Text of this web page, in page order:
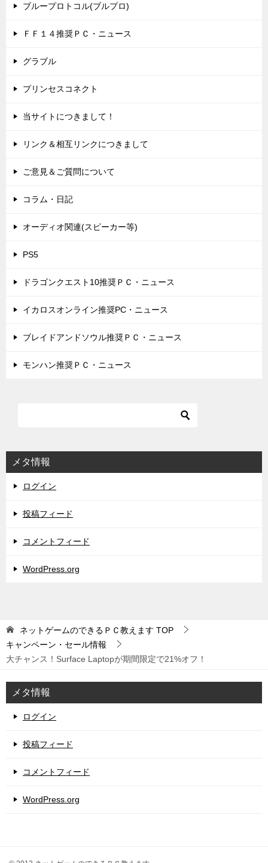
ブループロトコル(ブルプロ)
ＦＦ１４推奨ＰＣ・ニュース
グラブル
プリンセスコネクト
当サイトにつきまして！
リンク＆相互リンクにつきまして
ご意見＆ご質問について
コラム・日記
オーディオ関連(スピーカー等)
PS5
ドラゴンクエスト10推奨ＰＣ・ニュース
イカロスオンライン推奨PC・ニュース
ブレイドアンドソウル推奨ＰＣ・ニュース
モンハン推奨ＰＣ・ニュース
メタ情報
ログイン
投稿フィード
コメントフィード
WordPress.org
ネットゲームのできるＰＣ教えます TOP
キャンペーン・セール情報
大チャンス！Surface Laptopが期間限定で21%オフ！
メタ情報
ログイン
投稿フィード
コメントフィード
WordPress.org